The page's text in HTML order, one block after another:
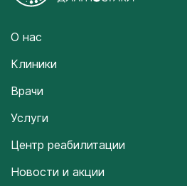
О нас
Клиники
Врачи
Услуги
Центр реабилитации
Новости и акции